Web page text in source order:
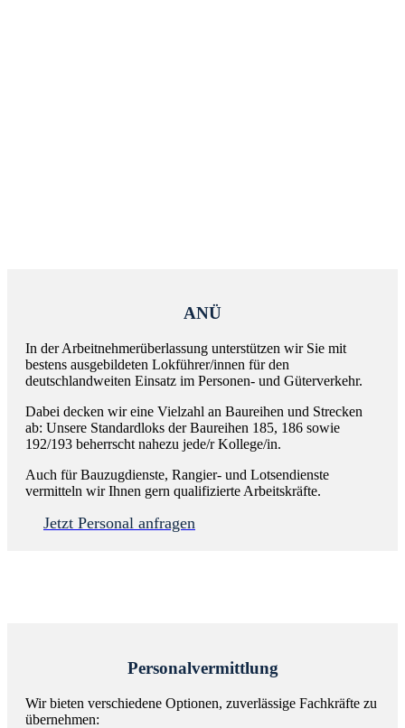
ANÜ
In der Arbeitnehmerüberlassung unterstützen wir Sie mit
bestens ausgebildeten Lokführer/innen für den
deutschlandweiten Einsatz im Personen- und Güterverkehr.
Dabei decken wir eine Vielzahl an Baureihen und Strecken
ab: Unsere Standardloks der Baureihen 185, 186 sowie
192/193 beherrscht nahezu jede/r Kollege/in.
Auch für Bauzugdienste, Rangier- und Lotsendienste
vermitteln wir Ihnen gern qualifizierte Arbeitskräfte.
Jetzt Personal anfragen
Personal­vermittlung
Wir bieten verschiedene Optionen, zuverlässige Fachkräfte zu
übernehmen: